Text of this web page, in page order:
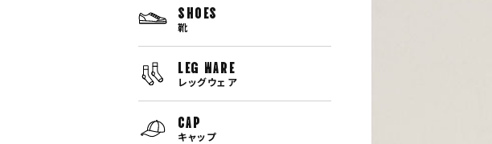
SHOES
靴
LEG WARE
レッグウェア
CAP
キャップ